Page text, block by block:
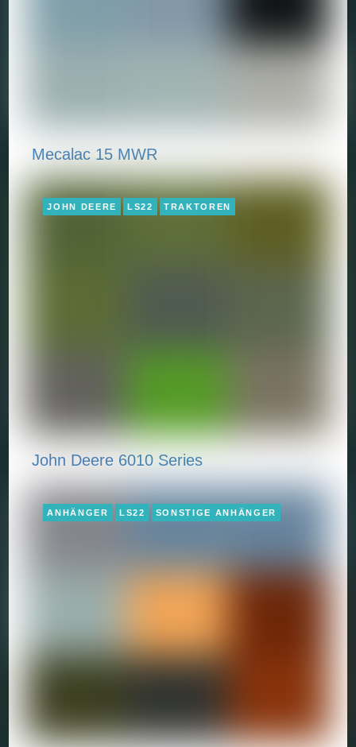
Mecalac 15 MWR
JOHN DEERE LS22 TRAKTOREN
John Deere 6010 Series
ANHÄNGER LS22 SONSTIGE ANHÄNGER